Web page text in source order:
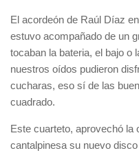
El acordeón de Raúl Díaz
estuvo acompañado de un
tocaban la bateria, el bajo o
nuestros oídos pudieron
cucharas, eso sí de las
cuadrado.
Este cuarteto, aprovechó la
cantalpinesa su nuevo